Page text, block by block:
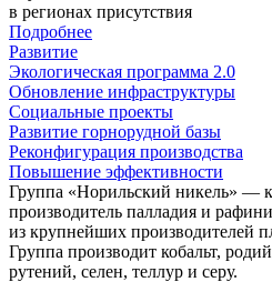
в регионах присутствия
Подробнее
Развитие
Экологическая программа 2.0
Обновление инфраструктуры
Социальные проекты
Развитие горнорудной базы
Реконфигурация производства
Повышение эффективности
Группа «Норильский никель» —
производитель палладия и
из крупнейших производителей
Группа производит кобальт,
рутений, селен, теллур и серу.